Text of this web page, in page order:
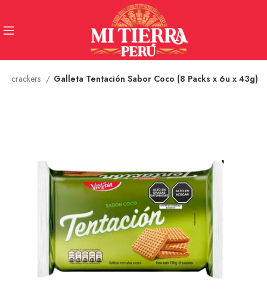
y crackers Galleta Tentación Sabor Coco (8 Packs x 6u x 43g)